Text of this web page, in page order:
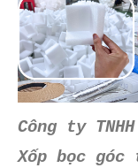
Công ty
Xốp bọc góc